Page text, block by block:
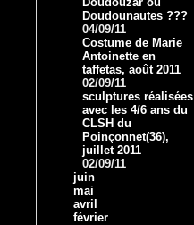
Doudounautes ???
04/09/11
Costume de Marie
Antoinette en
taffetas, août 2011
02/09/11
sculptures réalisées
avec les 4/6 ans du
CLSH du
Poinçonnet(36),
juillet 2011
02/09/11
juin
mai
avril
février